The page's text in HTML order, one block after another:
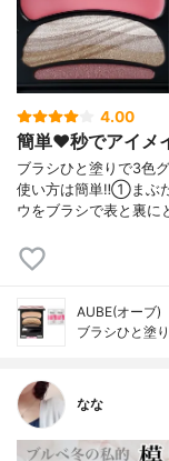
4.00
簡単❤️秒でアイメ
ブラシひと塗りで3色
使い方は簡単‼️①まぶ
ウをブラシで表と裏に
AUBE(オーブ)
ブラシひと塗
なな